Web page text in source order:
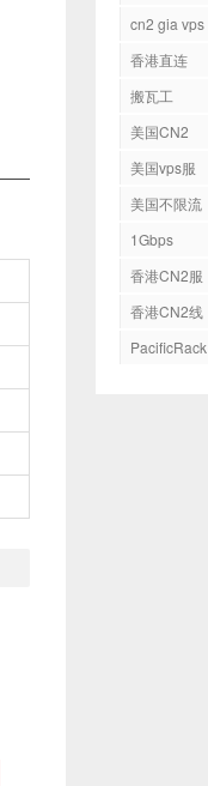
cn2 gia vps
香港直连
搬瓦工
美国CN2
美国vps服
美国不限流
1Gbps
香港CN2服
香港CN2线
PacificRack